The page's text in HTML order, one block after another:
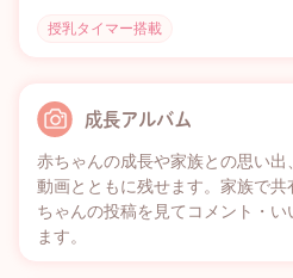
授乳タイマー搭載
成長アルバム
赤ちゃんの成長や家族との思い出
動画とともに残せます。家族で
ちゃんの投稿を見てコメント・
ます。